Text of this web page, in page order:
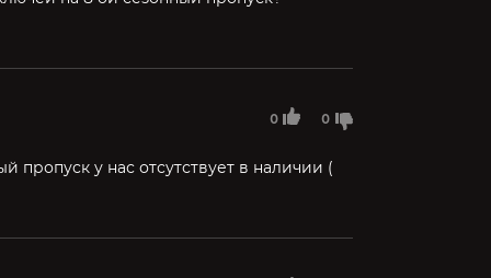
0 0
пропуск у нас отсутствует в наличии (